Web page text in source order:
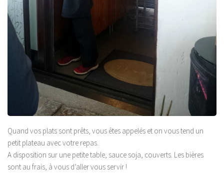
Quand vos plats sont prêts, vous êtes appelés et on vous tend un
petit plateau avec votre repas.
A disposition sur une petite table, sauce soja, couverts. Les bières
sont au frais, à vous d’aller vous servir !